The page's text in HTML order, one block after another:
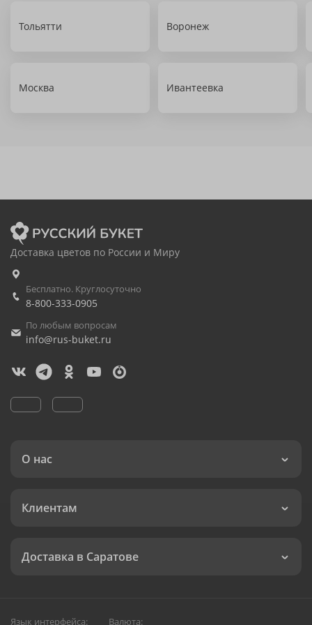
Тольятти Воронеж
Москва Ивантеевка
Доставка цветов по России и Миру
Бесплатно. Круглосуточно
8-800-333-0905
По любым вопросам
info@rus-buket.ru
О нас
Клиентам
Доставка в Саратове
Язык интерфейса: Валюта: